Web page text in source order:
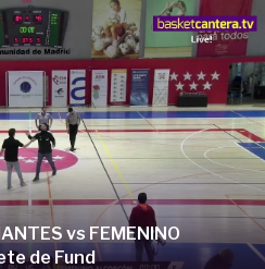
vs FEMENINO
de Fund